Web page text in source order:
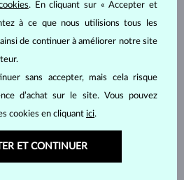
. En cliquant sur « Accepter et
à ce que nous utilisions tous les
de continuer à améliorer notre site
sans accepter, mais cela risque
d’achat sur le site. Vous pouvez
cookies en cliquant ici.
ET CONTINUER